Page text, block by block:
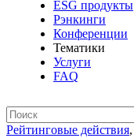
ESG продукты
Рэнкинги
Конференции
Тематики
Услуги
FAQ
Рейтинговые действия